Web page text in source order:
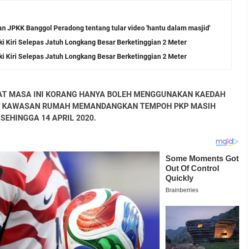
JPKK Banggol Peradong tentang tular video 'hantu dalam masjid'
Kiri Selepas Jatuh Longkang Besar Berketinggian 2 Meter
Kiri Selepas Jatuh Longkang Besar Berketinggian 2 Meter
MASA INI KORANG HANYA BOLEH MENGGUNAKAN KAEDAH
RUMAH MEMANDANGKAN TEMPOH PKP MASIH
14 APRIL 2020.